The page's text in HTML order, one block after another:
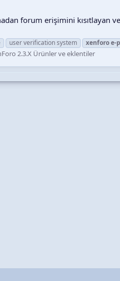
forum erişimini kısıtlayan
user verification system xenforoe-
2.3.X Ürünler ve eklentiler